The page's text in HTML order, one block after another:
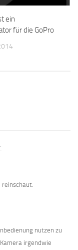
ein
für die GoPro
reinschaut.
nutzen zu
irgendwie